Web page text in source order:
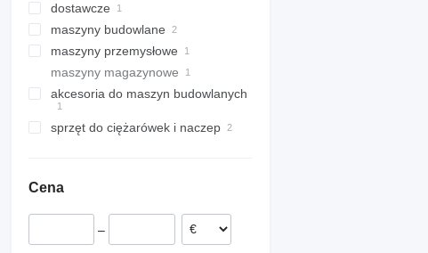
lotniskowe samochody
dostawcze
ciężarówki burtowe < 3.5t
maszyny budowlane
maszyny do betonu
betonomieszarki
koparki
koparko-ładowarki
maszyny przemysłowe
kompresory
kompresory stacjonarne
maszyny magazynowe
wózki widłowe
akcesoria do maszyn budowlanych
łyżki chwytakowe
sprzęt do ciężarówek i naczep
Cena
–